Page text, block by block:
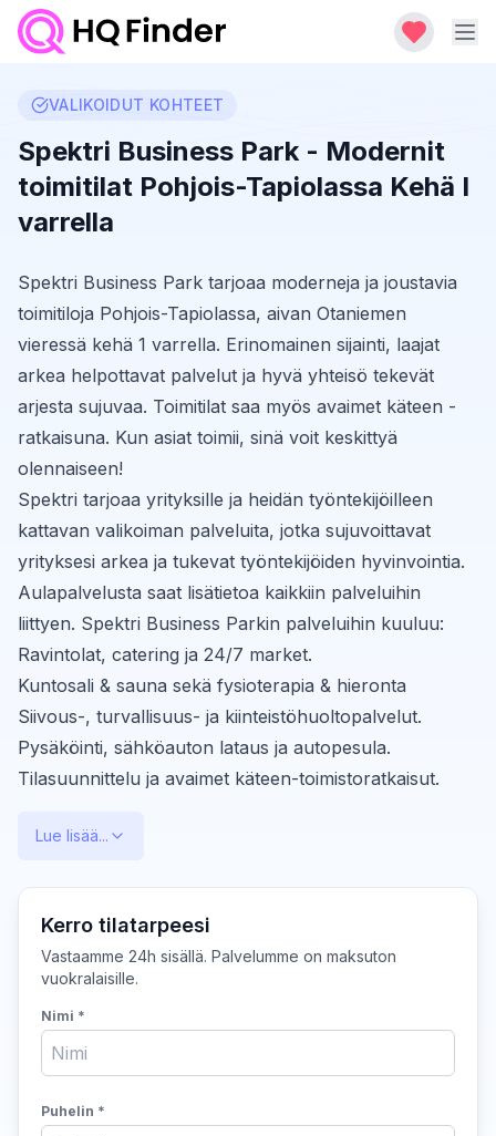
VALIKOIDUT KOHTEET
Spektri Business Park - Modernit
toimitilat Pohjois-Tapiolassa Kehä I
varrella
Spektri Business Park tarjoaa moderneja ja joustavia
toimitiloja Pohjois-Tapiolassa, aivan Otaniemen
vieressä kehä 1 varrella. Erinomainen sijainti, laajat
arkea helpottavat palvelut ja hyvä yhteisö tekevät
arjesta sujuvaa. Toimitilat saa myös avaimet käteen -
ratkaisuna. Kun asiat toimii, sinä voit keskittyä
olennaiseen!
Spektri tarjoaa yrityksille ja heidän työntekijöilleen
kattavan valikoiman palveluita, jotka sujuvoittavat
yrityksesi arkea ja tukevat työntekijöiden hyvinvointia.
Aulapalvelusta saat lisätietoa kaikkiin palveluihin
liittyen. Spektri Business Parkin palveluihin kuuluu:
Ravintolat, catering ja 24/7 market.
Kuntosali & sauna sekä fysioterapia & hieronta
Siivous-, turvallisuus- ja kiinteistöhuoltopalvelut.
Pysäköinti, sähköauton lataus ja autopesula.
Tilasuunnittelu ja avaimet käteen-toimistoratkaisut.
Lue lisää...
Kerro tilatarpeesi
Vastaamme 24h sisällä. Palvelumme on maksuton
vuokralaisille.
Nimi *
Puhelin *